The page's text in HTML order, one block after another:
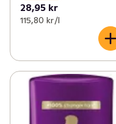
28,95 kr
115,80 kr /l